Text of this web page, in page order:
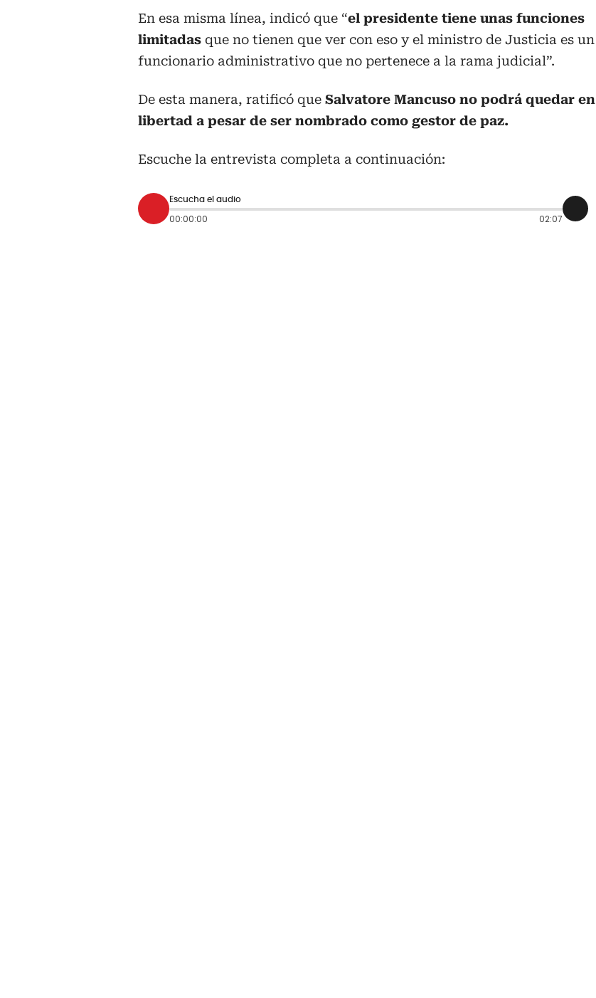
En esa misma línea, indicó que “el presidente tiene unas funciones
limitadas que no tienen que ver con eso y el ministro de Justicia es un
funcionario administrativo que no pertenece a la rama judicial”.
De esta manera, ratificó que Salvatore Mancuso no podrá quedar en
libertad a pesar de ser nombrado como gestor de paz.
Escuche la entrevista completa a continuación:
Escucha el audio
00:00:00 02:07